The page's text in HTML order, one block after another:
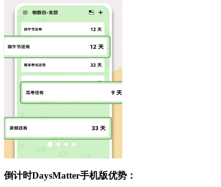
倒计时DaysMatter手机版优势：